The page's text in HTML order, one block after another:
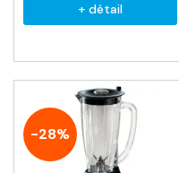
+ détail
-28%